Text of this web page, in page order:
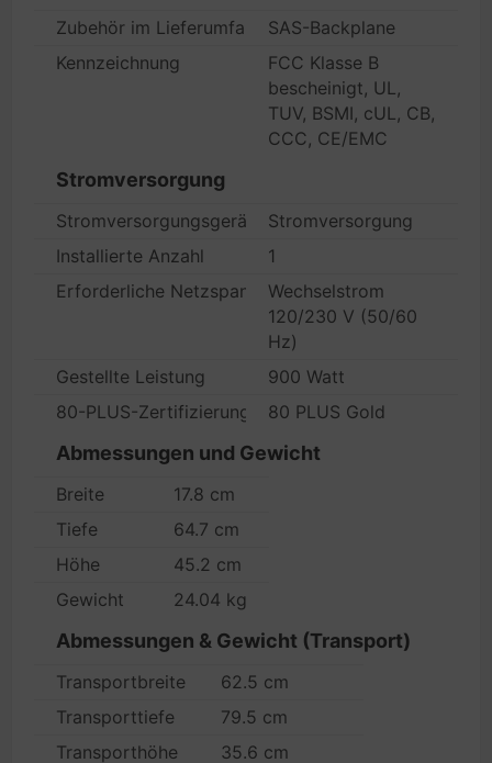
Zubehör im Lieferumfang
SAS-Backplane
Kennzeichnung
FCC Klasse B
bescheinigt, UL,
TUV, BSMI, cUL, CB,
CCC, CE/EMC
Stromversorgung
Stromversorgungsgerät
Stromversorgung
Installierte Anzahl
1
Erforderliche NetzspannungWechselstrom
120/230 V (50/60
Hz)
Gestellte Leistung
900 Watt
80-PLUS-Zertifizierung
80 PLUS Gold
Abmessungen und Gewicht
Breite
17.8 cm
Tiefe
64.7 cm
Höhe
45.2 cm
Gewicht
24.04 kg
Abmessungen & Gewicht (Transport)
Transportbreite
62.5 cm
Transporttiefe
79.5 cm
Transporthöhe
35.6 cm